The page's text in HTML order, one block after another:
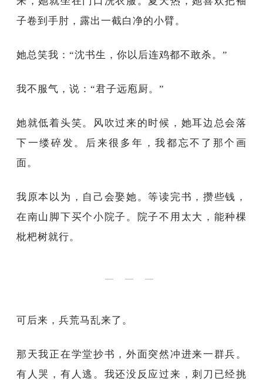
子卷到手肘，露出一截白净的小臂。
她总笑我：“沈书生，你以后连鸡都不敢杀。”
我不服气，说：“君子远庖厨。”
她就低着头笑。风吹过来的时候，她耳边总会落
下一缕碎发。后来很多年，我都忘不了那个画
面。
我原本以为，自己会娶她。等读完书，攒些钱，
在南山脚下买个小院子。院子不用太大，能种棵
枇杷树就行。
— — —
可后来，兵荒马乱来了。
那天我正在学堂抄书，外面突然冲进来一群兵。
有人哭，有人逃。我还没反应过来，刺刀已经挑